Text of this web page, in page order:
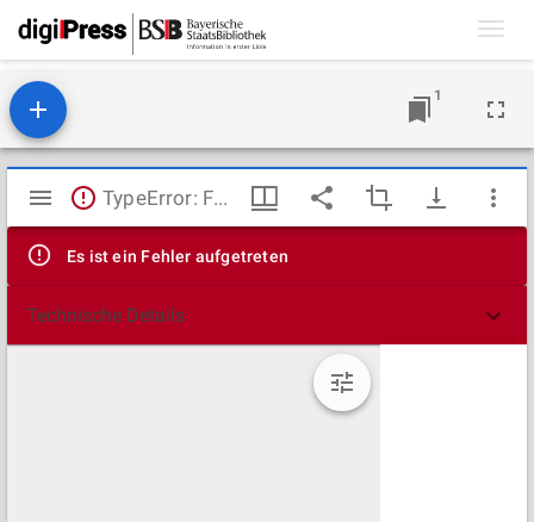
1
Mirador
Viewer
TypeError: Failed to fetch
Es ist ein Fehler aufgetreten
Technische Details